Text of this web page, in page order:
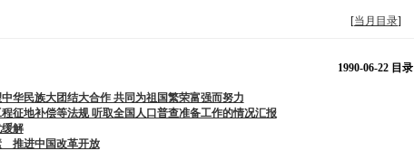
[当月目录]
1990-06-22 目录
华民族大团结大合作 共同为祖国繁荣富强而努力
征地补偿等法规 听取全国人口普查准备工作的情况汇报
解
推进中国改革开放